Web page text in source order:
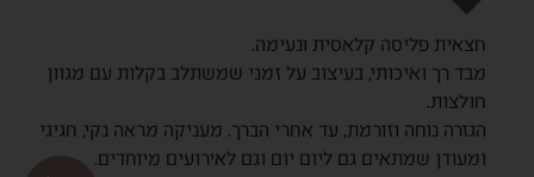
חצאית פליסה קלאסית ונעימה.
מבד רך ואיכותי, בעיצוב על זמני שמשתלב בקלות עם מגוון
חולצות.
הגזרה נוחה וזורמת, עד אחרי הברך. מעניקה מראה נקי, חגיגי
ומעודן שמתאים גם ליום יום וגם לאירועים מיוחדים.